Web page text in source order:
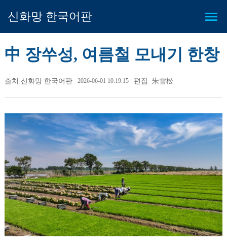
신화망 한국어판
中 장쑤성, 여름철 모내기 한창
출처:신화망 한국어판 2026-06-01 10:19:15 편집: 朱雪松